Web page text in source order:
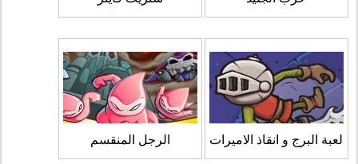
لعبة البرج و انقاذ الاميرات الرجل المنقسم